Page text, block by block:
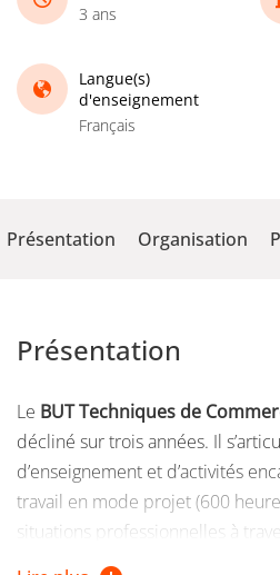
3 ans
Langue(s)
d'enseignement
Français
Présentation Organisation
Présentation
Le BUT Techniques de
décliné sur trois années. Il
d’enseignement et d’activités
travail en mode projet (600
situations professionnelles à
semaines) ou l’alternance.